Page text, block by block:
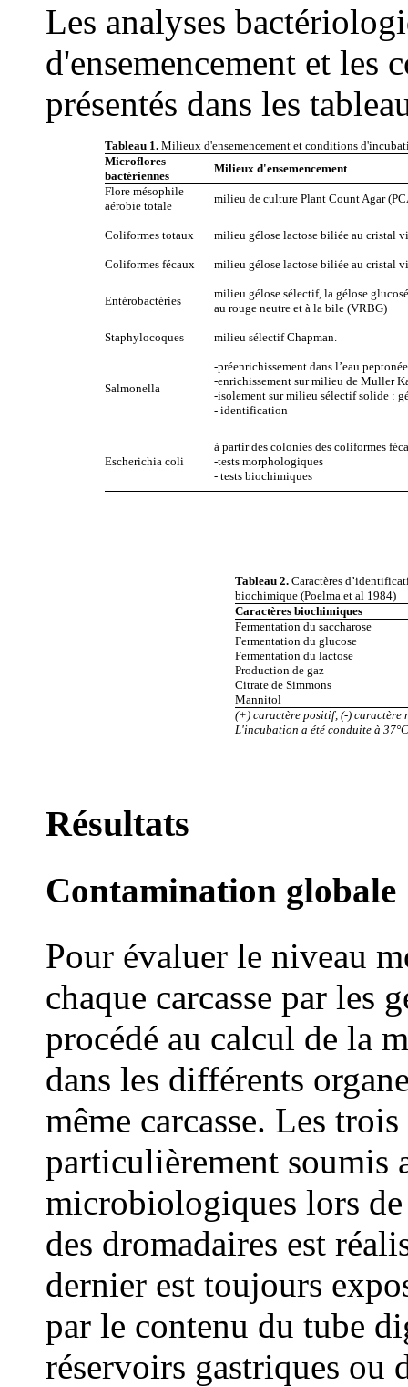
Les analyses
d'ensemencement et les
présentés dans les
Tableau 1. Milieux d'ensemencement et conditions
Microflores
bactériennes
Milieux d'ensemencement
Flore mésophile
aérobie totale
milieu de culture Plant Count Agar
Coliformes totaux milieu gélose lactose biliée au cristal
Coliformes fécaux milieu gélose lactose biliée au cristal
Entérobactéries
milieu gélose sélectif, la gélose
au rouge neutre et à la bile (VRBG)
Staphylocoques milieu sélectif Chapman.
Salmonella
-préenrichissement dans l’eau
-enrichissement sur milieu de Muller
-isolement sur milieu sélectif solide :
- identification
Escherichia coli
à partir des colonies des coliformes
-tests morphologiques
- tests biochimiques
Tableau 2. Caractères
biochimique (Poelma et al 1984)
Caractères biochimiques
Fermentation du saccharose
Fermentation du glucose
Fermentation du lactose
Production de gaz
Citrate de Simmons
Mannitol
(+) caractère positif, (-) caractère
L'incubation a été conduite à
Résultats
Contamination globale
Pour évaluer le niveau
chaque carcasse par les
procédé au calcul de la
dans les différents
même carcasse. Les
particulièrement soumis
microbiologiques lors
des dromadaires est
dernier est toujours
par le contenu du tube
réservoirs gastriques ou